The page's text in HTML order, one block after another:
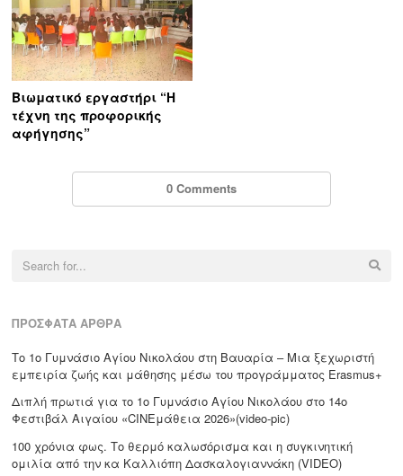
Βιωματικό εργαστήρι “Η
τέχνη της προφορικής
αφήγησης”
0 Comments
Search
ΠΡΌΣΦΑΤΑ ΆΡΘΡΑ
Το 1ο Γυμνάσιο Αγίου Νικολάου στη Βαυαρία – Μια ξεχωριστή
εμπειρία ζωής και μάθησης μέσω του προγράμματος Erasmus+
Διπλή πρωτιά για το 1ο Γυμνάσιο Αγίου Νικολάου στο 14ο
Φεστιβάλ Αιγαίου «CΙΝΕμάθεια 2026»(video-pic)
100 χρόνια φως. Το θερμό καλωσόρισμα και η συγκινητική
ομιλία από την κα Καλλιόπη Δασκαλογιαννάκη (VIDEO)